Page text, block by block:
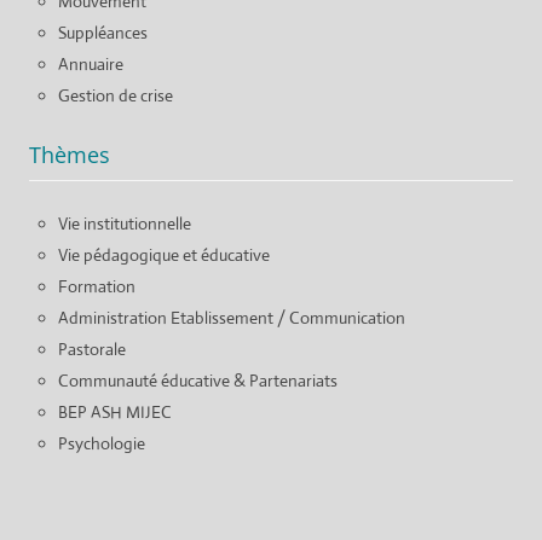
Suppléances
Annuaire
Gestion de crise
Thèmes
Vie institutionnelle
Vie pédagogique et éducative
Formation
Administration Etablissement / Communication
Pastorale
Communauté éducative & Partenariats
BEP ASH MIJEC
Psychologie